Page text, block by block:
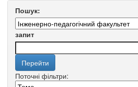
Пошук:
запит
Поточні фільтри: